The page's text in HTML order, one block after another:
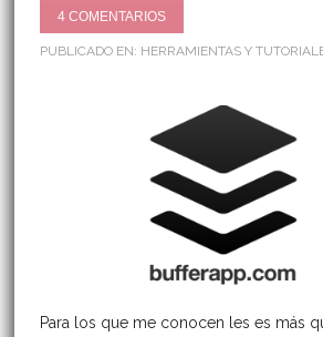
4 COMENTARIOS
PUBLICADO EN: HERRAMIENTAS Y
Para los que me conocen les es más